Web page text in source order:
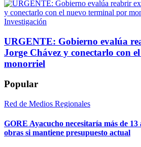
Investigación
URGENTE: Gobierno evalúa
Jorge Chávez y conectarlo con
monorriel
Popular
Red de Medios Regionales
GORE Ayacucho necesitaría más de
obras si mantiene presupuesto actual